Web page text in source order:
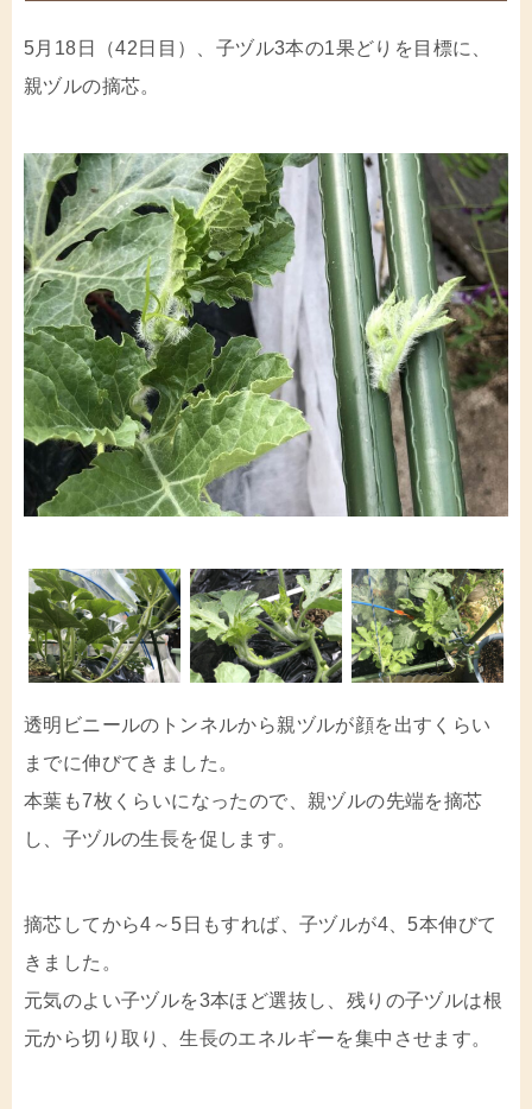
5月18日（42日目）、子ヅル3本の1果どりを目標に、
親ヅルの摘芯。
透明ビニールのトンネルから親ヅルが顔を出すくらい
までに伸びてきました。
本葉も7枚くらいになったので、親ヅルの先端を摘芯
し、子ヅルの生長を促します。
摘芯してから4～5日もすれば、子ヅルが4、5本伸びて
きました。
元気のよい子ヅルを3本ほど選抜し、残りの子ヅルは根
元から切り取り、生長のエネルギーを集中させます。